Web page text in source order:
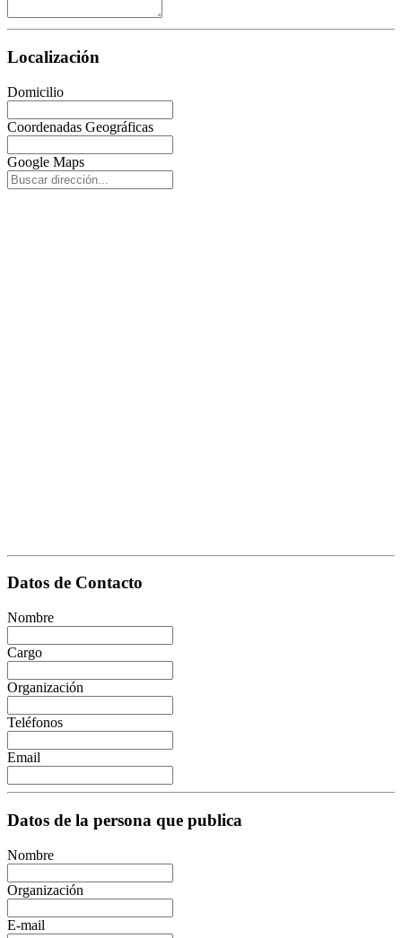
Localización
Domicilio
Coordenadas Geográficas
Google Maps
Datos de Contacto
Nombre
Cargo
Organización
Teléfonos
Email
Datos de la persona que publica
Nombre
Organización
E-mail